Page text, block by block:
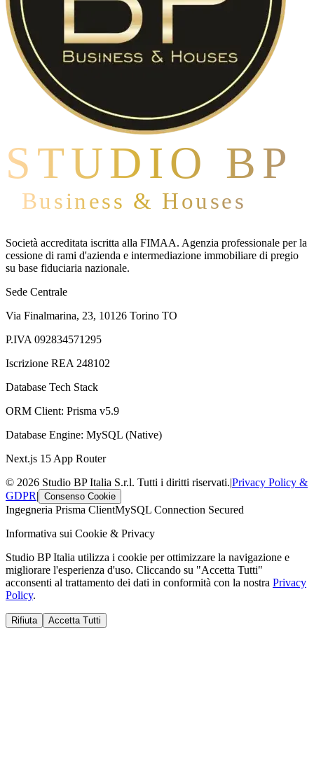
STUDIO BP
Business & Houses
Società accreditata iscritta alla FIMAA. Agenzia professionale per la
cessione di rami d'azienda e intermediazione immobiliare di pregio
su base fiduciaria nazionale.
Sede Centrale
Via Finalmarina, 23, 10126 Torino TO
P.IVA 092834571295
Iscrizione REA 248102
Database Tech Stack
ORM Client: Prisma v5.9
Database Engine: MySQL (Native)
Next.js 15 App Router
© 2026 Studio BP Italia S.r.l. Tutti i diritti riservati.|Privacy Policy &
GDPR| Consenso Cookie
Ingegneria Prisma ClientMySQL Connection Secured
Informativa sui Cookie & Privacy
Studio BP Italia utilizza i cookie per ottimizzare la navigazione e
migliorare l'esperienza d'uso. Cliccando su "Accetta Tutti"
acconsenti al trattamento dei dati in conformità con la nostra Privacy
Policy.
Rifiuta Accetta Tutti